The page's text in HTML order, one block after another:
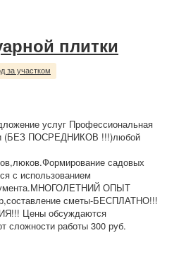
плитки
за участком
услуг Профессиональная
(БЕЗ ПОСРЕДНИКОВ !!!)любой
садовых
с использованием
ОПЫТ
сметы-БЕСПЛАТНО!!!
Цены обсуждаются
сложности работы 300 руб.